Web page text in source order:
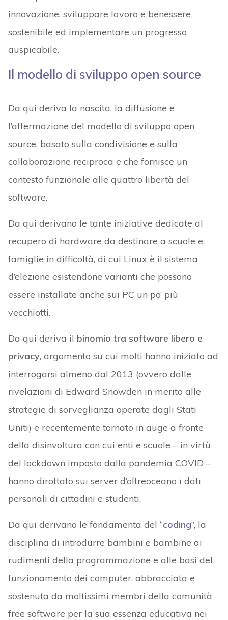
innovazione, sviluppare lavoro e benessere
sostenibile ed implementare un progresso
auspicabile.
Il modello di sviluppo open source
Da qui deriva la nascita, la diffusione e
l’affermazione del modello di sviluppo open
source, basato sulla condivisione e sulla
collaborazione reciproca e che fornisce un
contesto funzionale alle quattro libertà del
software.
Da qui derivano le tante iniziative dedicate al
recupero di hardware da destinare a scuole e
famiglie in difficoltà, di cui Linux è il sistema
d’elezione esistendone varianti che possono
essere installate anche sui PC un po’ più
vecchiotti.
Da qui deriva il binomio tra software libero e
privacy, argomento su cui molti hanno iniziato ad
interrogarsi almeno dal 2013 (ovvero dalle
rivelazioni di Edward Snowden in merito alle
strategie di sorveglianza operate dagli Stati
Uniti) e recentemente tornato in auge a fronte
della disinvoltura con cui enti e scuole – in virtù
del lockdown imposto dalla pandemia COVID –
hanno dirottato sui server d’oltreoceano i dati
personali di cittadini e studenti.
Da qui derivano le fondamenta del “coding”, la
disciplina di introdurre bambini e bambine ai
rudimenti della programmazione e alle basi del
funzionamento dei computer, abbracciata e
sostenuta da moltissimi membri della comunità
free software per la sua essenza educativa nei